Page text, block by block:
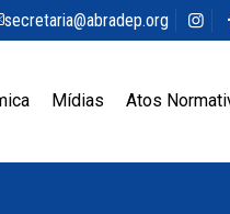
secretaria@abradep.org
Mídias Atos